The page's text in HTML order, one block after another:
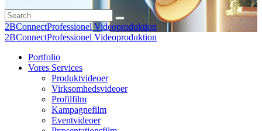
2BConnectProfessionel Videoproduktion
2BConnectProfessionel Videoproduktion
Portfolio
Vores Services
Produktvideoer
Virksomhedsvideoer
Profilfilm
Kampagnefilm
Eventvideoer